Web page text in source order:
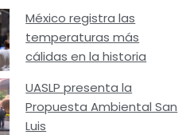
México registra las
temperaturas más
cálidas en la historia
UASLP presenta la
Propuesta Ambiental San
Luis